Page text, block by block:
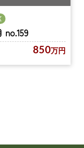
no.159
850万円